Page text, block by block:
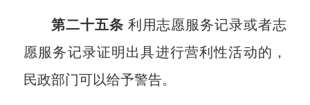
第二十五条 利用志愿服务记录或者志
愿服务记录证明出具进行营利性活动的，
民政部门可以给予警告。